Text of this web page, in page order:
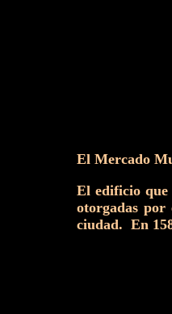
El Mercado
El edificio que
otorgadas
ciudad. En